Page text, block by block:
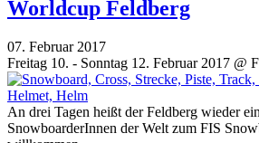
Worldcup Feldberg
07. Februar 2017
Freitag 10. - Sonntag 12. Februar 2017 @
An drei Tagen heißt der Feldberg wieder
SnowboarderInnen der Welt zum FIS